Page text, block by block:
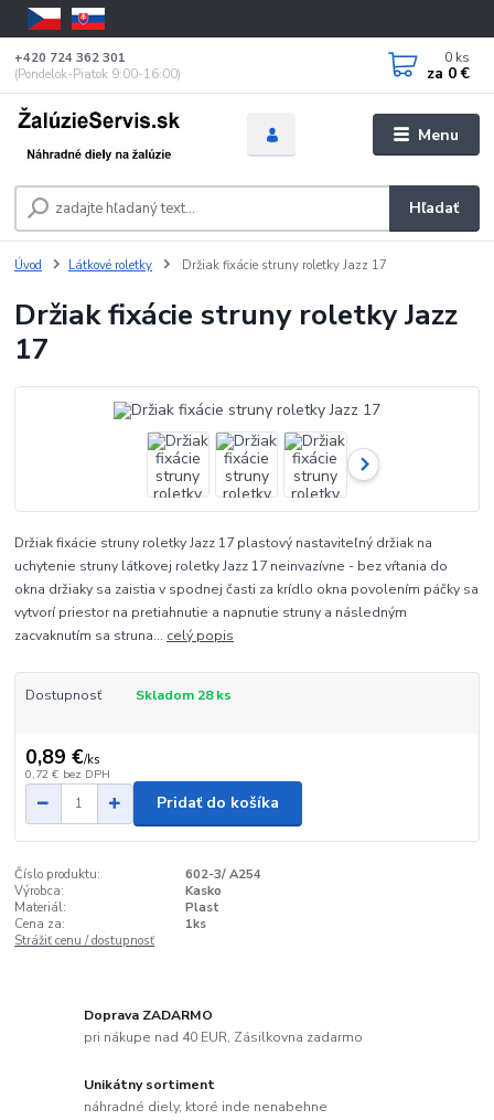
Menu
Hľadať
+420 724 362 301
(Pondelok-Piatok 9:00-16:00)
0 ks
za 0 €
Úvod Látkové roletky Držiak fixácie struny roletky Jazz 17
Držiak fixácie struny roletky Jazz
17
Držiak fixácie struny roletky Jazz 17 plastový nastaviteľný držiak na
uchytenie struny látkovej roletky Jazz 17 neinvazívne - bez vŕtania do
okna držiaky sa zaistia v spodnej časti za krídlo okna povolením páčky sa
vytvorí priestor na pretiahnutie a napnutie struny a následným
zacvaknutím sa struna... celý popis
Dostupnosť Skladom 28 ks
0,89 €/ks
0,72 € bez DPH
Pridať do košíka
Číslo produktu:
602-3/ A254
Výrobca:
Kasko
Materiál:
Plast
Cena za:
1ks
Strážiť cenu / dostupnosť
Doprava ZADARMO
pri nákupe nad 40 EUR, Zásilkovna zadarmo
Unikátny sortiment
náhradné diely, ktoré inde nenabehne